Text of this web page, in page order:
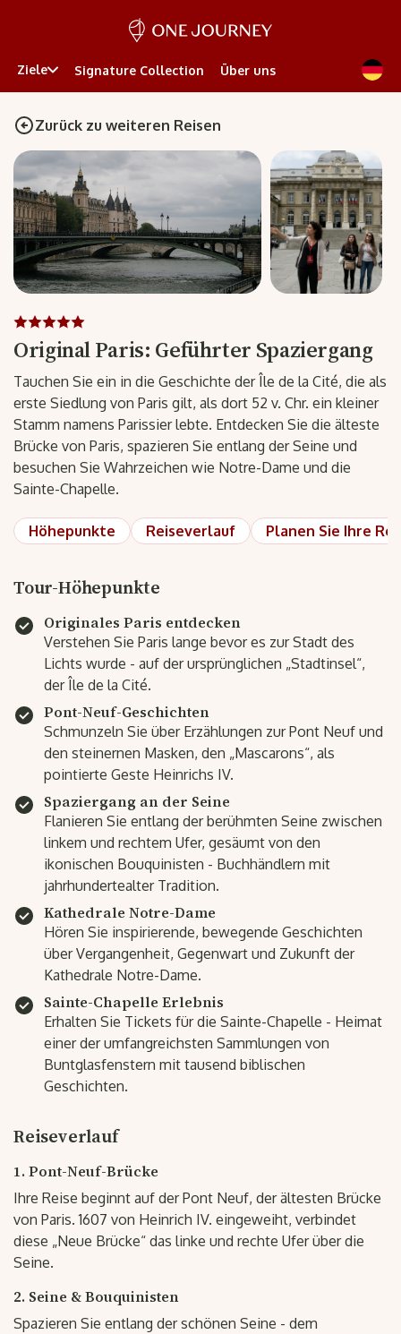
Ziele Signature Collection Über uns
Zurück zu weiteren Reisen
Original Paris: Geführter Spaziergang
Tauchen Sie ein in die Geschichte der Île de la Cité, die als
erste Siedlung von Paris gilt, als dort 52 v. Chr. ein kleiner
Stamm namens Parissier lebte. Entdecken Sie die älteste
Brücke von Paris, spazieren Sie entlang der Seine und
besuchen Sie Wahrzeichen wie Notre-Dame und die
Sainte-Chapelle.
Höhepunkte Reiseverlauf Planen Sie Ihre
Tour-Höhepunkte
Originales Paris entdecken
Verstehen Sie Paris lange bevor es zur Stadt des
Lichts wurde - auf der ursprünglichen „Stadtinsel“,
der Île de la Cité.
Pont-Neuf-Geschichten
Schmunzeln Sie über Erzählungen zur Pont Neuf und
den steinernen Masken, den „Mascarons“, als
pointierte Geste Heinrichs IV.
Spaziergang an der Seine
Flanieren Sie entlang der berühmten Seine zwischen
linkem und rechtem Ufer, gesäumt von den
ikonischen Bouquinisten - Buchhändlern mit
jahrhundertealter Tradition.
Kathedrale Notre-Dame
Hören Sie inspirierende, bewegende Geschichten
über Vergangenheit, Gegenwart und Zukunft der
Kathedrale Notre-Dame.
Sainte-Chapelle Erlebnis
Erhalten Sie Tickets für die Sainte-Chapelle - Heimat
einer der umfangreichsten Sammlungen von
Buntglasfenstern mit tausend biblischen
Geschichten.
Reiseverlauf
1. Pont-Neuf-Brücke
Ihre Reise beginnt auf der Pont Neuf, der ältesten Brücke
von Paris. 1607 von Heinrich IV. eingeweiht, verbindet
diese „Neue Brücke“ das linke und rechte Ufer über die
Seine.
2. Seine & Bouquinisten
Spazieren Sie entlang der schönen Seine - dem